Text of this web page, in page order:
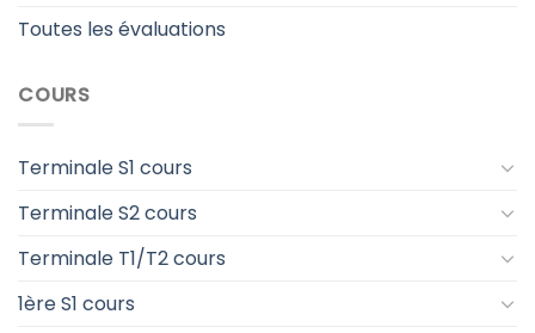
Toutes les évaluations
COURS
Terminale S1 cours
Terminale S2 cours
Terminale T1/T2 cours
1ère S1 cours